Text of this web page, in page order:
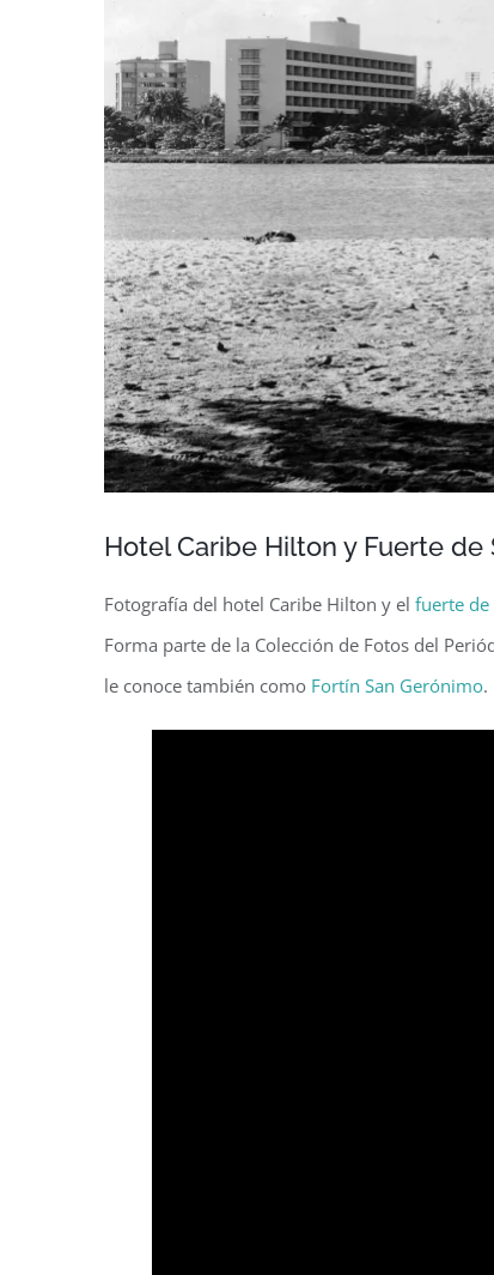
Hotel Caribe Hilton y Fuerte de
Fotografía del hotel Caribe Hilton y el fuerte de
Forma parte de la Colección de Fotos del
le conoce también como Fortín San Gerónimo.